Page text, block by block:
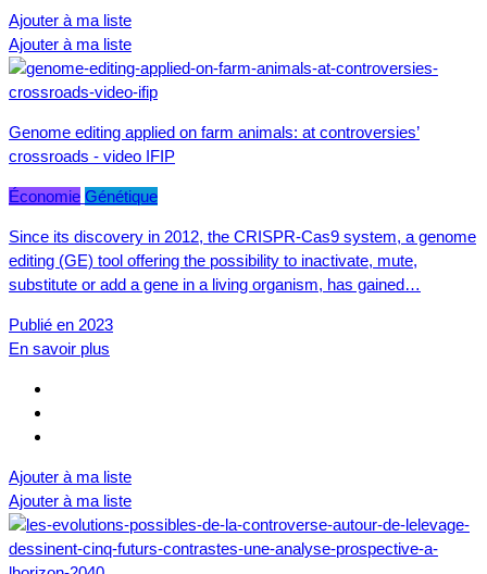
Ajouter à ma liste
Ajouter à ma liste
Genome editing applied on farm animals: at controversies’
crossroads - video IFIP
Économie Génétique
Since its discovery in 2012, the CRISPR-Cas9 system, a genome
editing (GE) tool offering the possibility to inactivate, mute,
substitute or add a gene in a living organism, has gained…
Publié en 2023
En savoir plus
Ajouter à ma liste
Ajouter à ma liste